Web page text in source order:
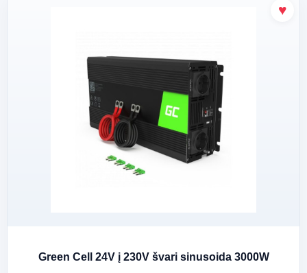
Green Cell 24V į 230V švari sinusoida 3000W